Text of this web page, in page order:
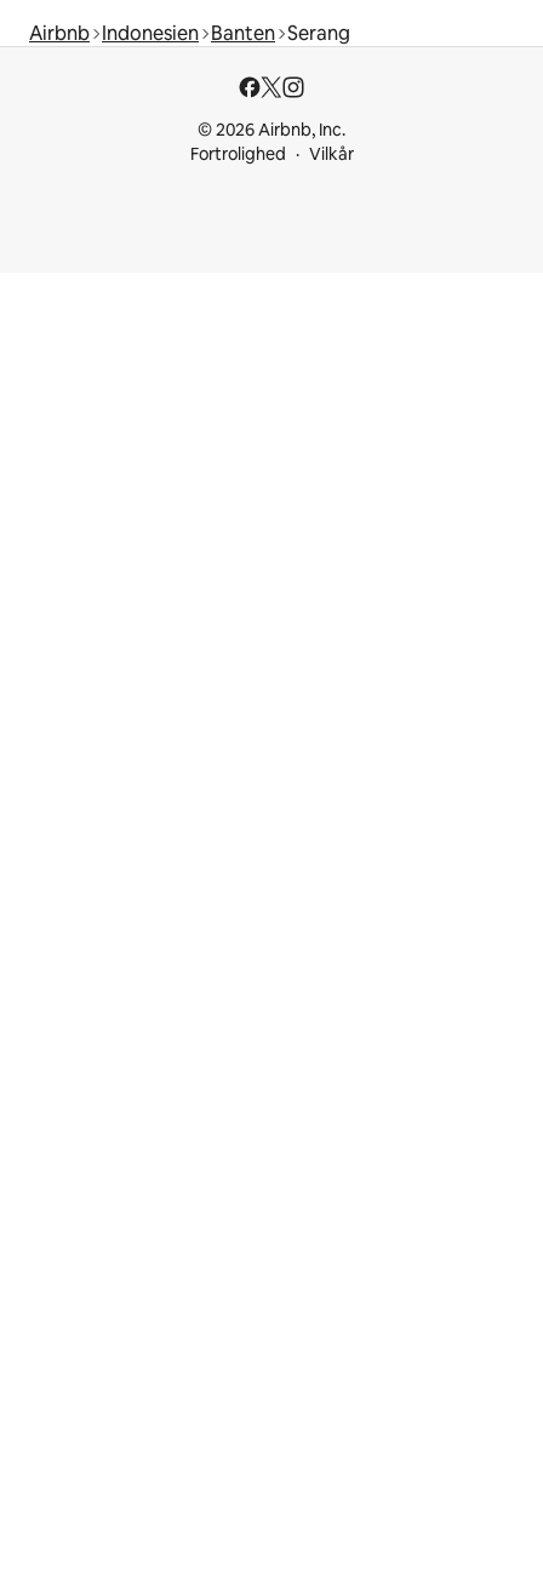
Airbnb Indonesien Banten Serang
© 2026 Airbnb, Inc.
Fortrolighed
Vilkår